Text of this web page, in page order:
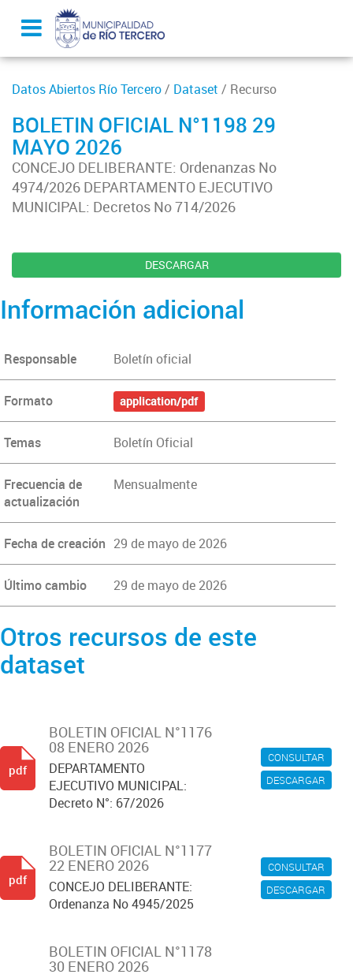
Datos Abiertos Río Tercero/ Dataset / Recurso
BOLETIN OFICIAL N°1198 29
MAYO 2026
CONCEJO DELIBERANTE: Ordenanzas No
4974/2026 DEPARTAMENTO EJECUTIVO
MUNICIPAL: Decretos No 714/2026
DESCARGAR
Información adicional
Responsable Boletín oficial
Formato application/pdf
Temas Boletín Oficial
Frecuencia de
actualización
Mensualmente
Fecha de creación 29 de mayo de 2026
Último cambio 29 de mayo de 2026
Otros recursos de este
dataset
CONSULTAR
DESCARGAR
BOLETIN OFICIAL N°1176
08 ENERO 2026
DEPARTAMENTO
EJECUTIVO MUNICIPAL:
Decreto N°: 67/2026
pdf
CONSULTAR
DESCARGAR
BOLETIN OFICIAL N°1177
22 ENERO 2026
CONCEJO DELIBERANTE:
Ordenanza No 4945/2025
pdf
BOLETIN OFICIAL N°1178
30 ENERO 2026